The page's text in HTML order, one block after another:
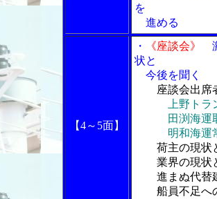
を
進める
【4～5面】
・ 《座談会》
状と
今後を聞く
座談会出席
上野ト
田渕海運取
明和海運常
荷主の現状
業界の現状
進まぬ代替建
船員不足へ